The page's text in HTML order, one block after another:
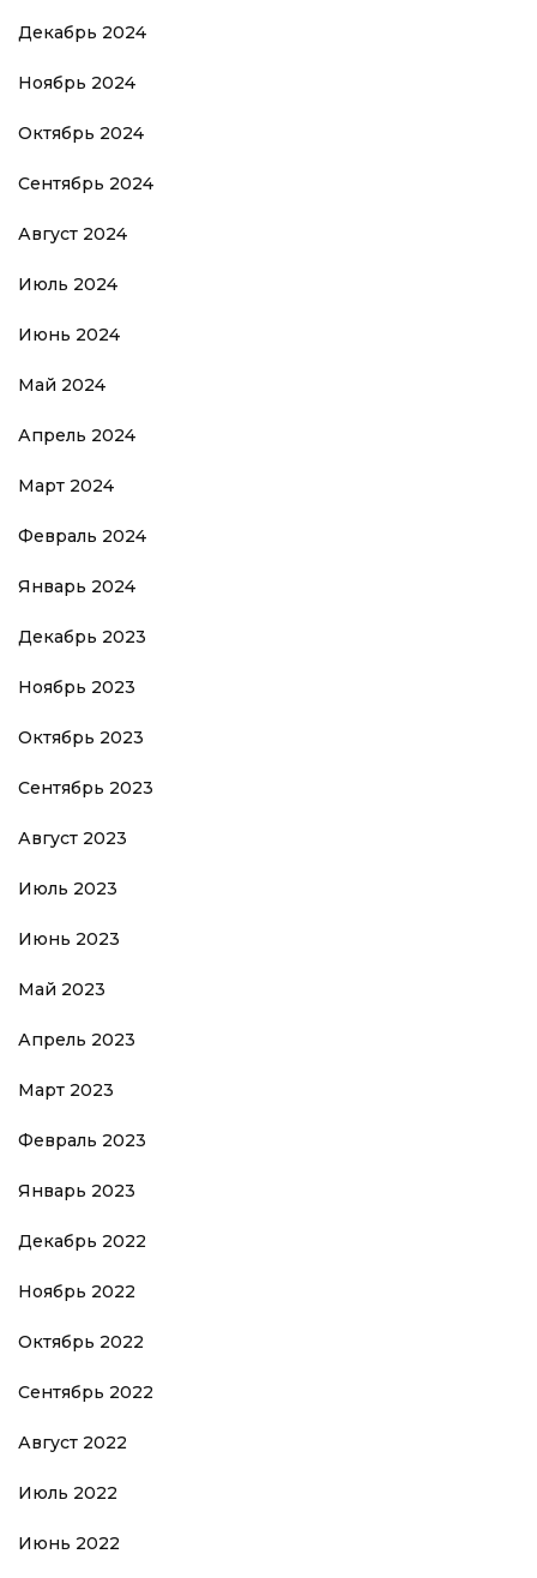
Декабрь 2024
Ноябрь 2024
Октябрь 2024
Сентябрь 2024
Август 2024
Июль 2024
Июнь 2024
Май 2024
Апрель 2024
Март 2024
Февраль 2024
Январь 2024
Декабрь 2023
Ноябрь 2023
Октябрь 2023
Сентябрь 2023
Август 2023
Июль 2023
Июнь 2023
Май 2023
Апрель 2023
Март 2023
Февраль 2023
Январь 2023
Декабрь 2022
Ноябрь 2022
Октябрь 2022
Сентябрь 2022
Август 2022
Июль 2022
Июнь 2022